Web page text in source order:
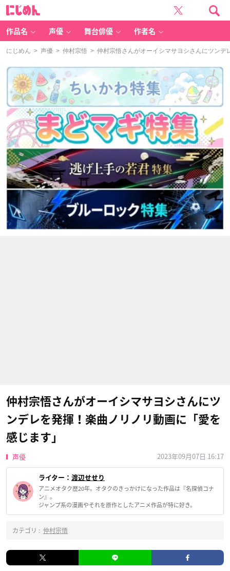
作品名 声優 舞台俳優 作者名
にじめん > 声優 > 仲村宗悟 > 仲村宗悟さんがオーイシマサヨシさんにツン
仲村宗悟さんがオーイシマサヨシさんにツ
ンデレを発揮！楽曲ノリノリ動画に「愛を
感じます」
声優 2023年09月07日 16:17
ライター： 渡辺せせり
アニメオタク歴20年。オタクのきっかけになった作品は『名探偵コナ
ン』。
ジャンプ系の漫画やそれを原作としたアニメ作品が特に好き。
カテゴリ : 仲村宗悟